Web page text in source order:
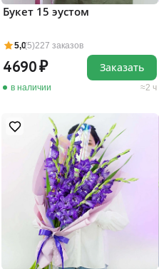
5,0(5)227 заказов
Букет 15 эустом
4690
в наличии 2 ч
Заказать